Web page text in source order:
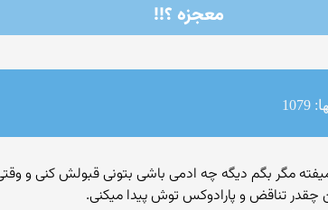
معجزه ؟!!
مگر بگم دیگه چه ادمی باشی بتونی قبولش کنی و
تناقض و پارادوکس توش پیدا میکنی.